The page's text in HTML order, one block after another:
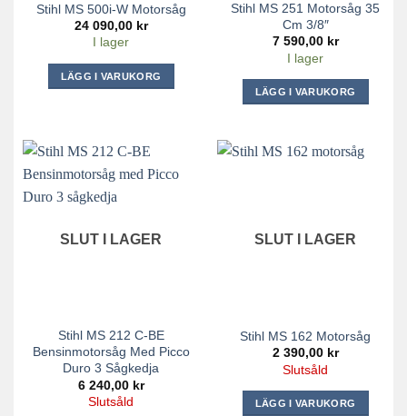
Stihl MS 500i-W Motorsåg
24 090,00 kr
I lager
LÄGG I VARUKORG
Stihl MS 251 Motorsåg 35
Cm 3/8″
7 590,00 kr
I lager
LÄGG I VARUKORG
SLUT I LAGER
Stihl MS 212 C-BE
Bensinmotorsåg Med Picco
Duro 3 Sågkedja
6 240,00 kr
Slutsåld
SLUT I LAGER
Stihl MS 162 Motorsåg
2 390,00 kr
Slutsåld
LÄGG I VARUKORG